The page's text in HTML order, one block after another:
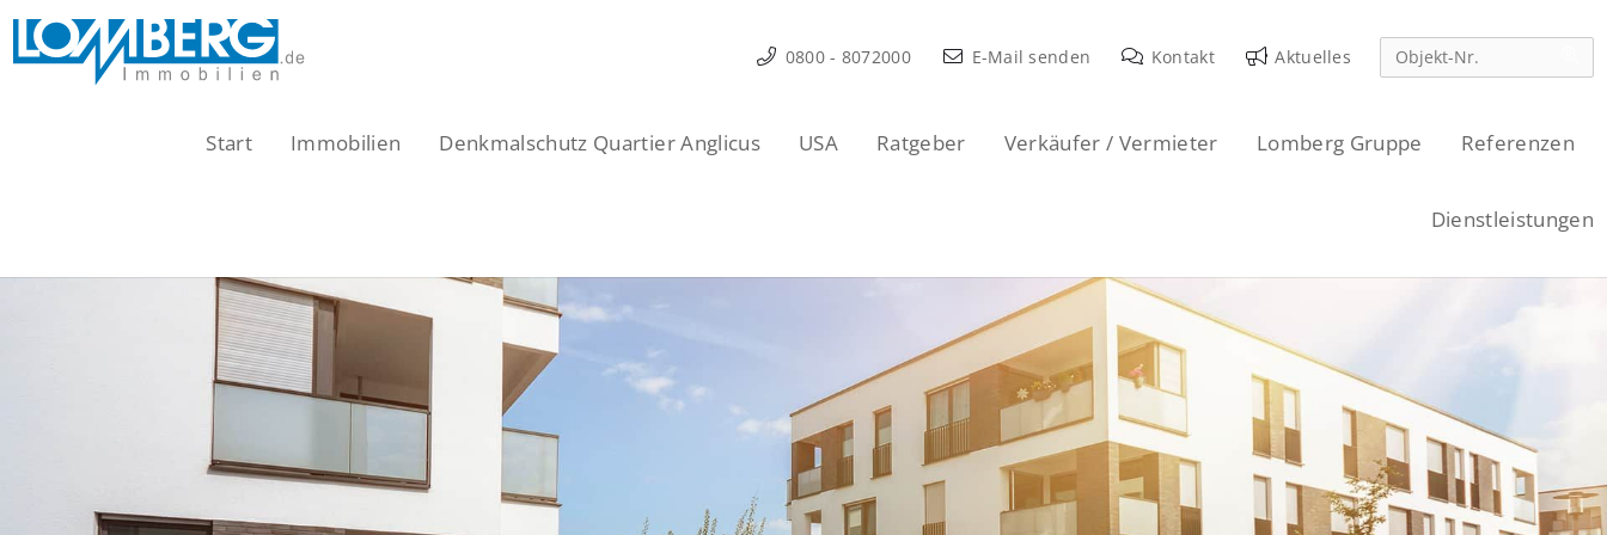
Zum
Inhalt
0800 - 8072000 E-Mail senden Kontakt Aktuelles
Start Immobilien Denkmalschutz Quartier Anglicus USA Ratgeber Verkäufer / Vermieter Lomberg Gruppe Referenzen
Dienstleistungen